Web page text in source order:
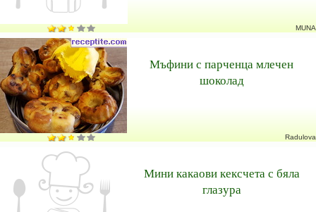
MUNA
Мъфини с парченца млечен
шоколад
Radulova
Мини какаови кексчета с бяла
глазура